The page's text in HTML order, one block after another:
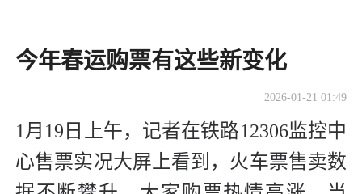
今年春运购票有这些新变化
2026-01-21 01:49
1月19日上午，记者在铁路12306监控中
心售票实况大屏上看到，火车票售卖数